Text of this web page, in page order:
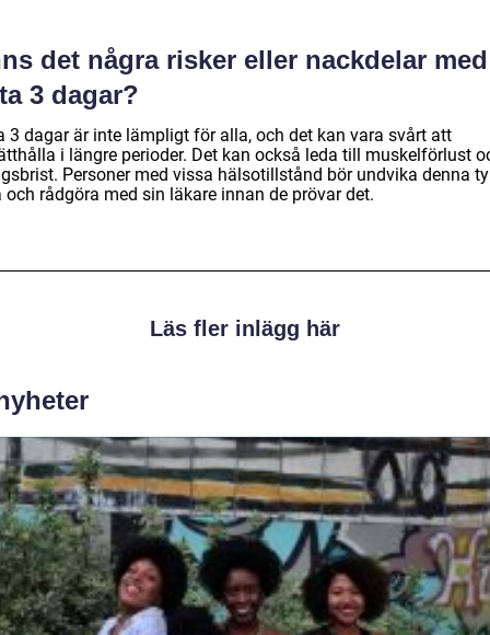
det några risker eller nackdelar med
3 dagar?
3 dagar är inte lämpligt för alla, och det kan vara svårt att
i längre perioder. Det kan också leda till muskelförlust
Personer med vissa hälsotillstånd bör undvika denna
rådgöra med sin läkare innan de prövar det.
Läs fler inlägg här